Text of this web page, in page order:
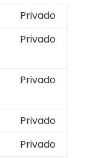
Privado
Privado
Privado
Privado
Privado